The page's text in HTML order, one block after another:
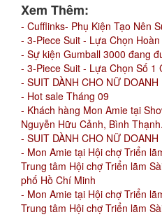
Xem Thêm:
- Cufflinks- Phụ Kiện Tạo Nên
- 3-Piece Suit - Lựa Chọn
- Sự kiện Gumball 3000 đang
- 3-Piece Suit - Lựa Chọn Số 1
- SUIT DÀNH CHO NỮ
- Hot sale Tháng 09
- Khách hàng Mon Amie tại
Nguyễn Hữu Cảnh, Bình Thạnh.
- SUIT DÀNH CHO NỮ
- Mon Amie tại Hội chợ Triển
Trung tâm Hội chợ Triển lãm
phố Hồ Chí Minh
- Mon Amie tại Hội chợ Triển
Trung tâm Hội chợ Triển lãm